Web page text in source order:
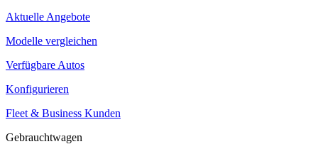
Aktuelle Angebote
Modelle vergleichen
Verfügbare Autos
Konfigurieren
Fleet & Business Kunden
Gebrauchtwagen